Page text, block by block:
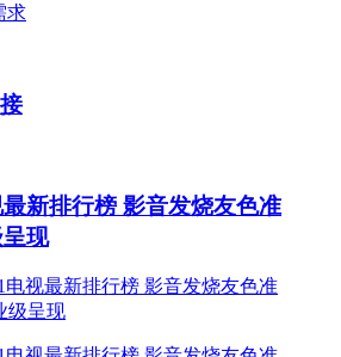
新排行榜 影音发烧友色准
现